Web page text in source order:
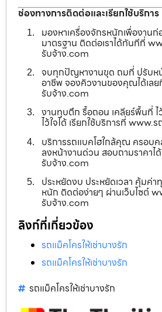
ช่องทางการติดต่อและเรียกใช้บริการ
มองหาเครื่องจักรหนักเพื่องานก่
มาตรฐาน ติดต่อเราได้ทันทีที่
รับจ้าง.com
จบทุกปัญหางานขุด ถมที่ ปรับห
อาชีพ จองคิวงานของคุณได้เล
รับจ้าง.com
งานทุบตึก รื้อถอน เคลียร์พื้นที่ ไ
ไว้ใจได้ เรียกใช้บริการที่ www.
บริการรถแบคโฮใกล้คุณ ครอบ
ลงหน้างานด่วน สอบถามราคาไ
รับจ้าง.com
ประหยัดงบ ประหยัดเวลา คุ้มค่า
หนัก ติดต่อง่ายๆ ผ่านเว็บไซต์
รับจ้าง.com
ลิงก์ที่เกี่ยวข้อง
รถแม็คโครให้เช่าบางรัก
รถแม็คโครให้เช่าบางรัก
รถแม็คโครให้เช่าบางรัก